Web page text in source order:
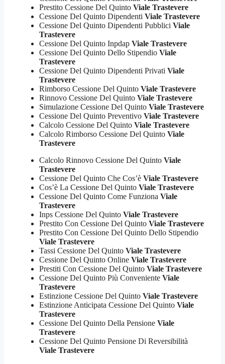
Prestito Cessione Del Quinto Viale Trastevere
Cessione Del Quinto Dipendenti Viale Trastevere
Cessione Del Quinto Dipendenti Pubblici Viale
Trastevere
Cessione Del Quinto Inpdap Viale Trastevere
Cessione Del Quinto Dello Stipendio Viale
Trastevere
Cessione Del Quinto Dipendenti Privati Viale
Trastevere
Rimborso Cessione Del Quinto Viale Trastevere
Rinnovo Cessione Del Quinto Viale Trastevere
Simulazione Cessione Del Quinto Viale Trastevere
Cessione Del Quinto Preventivo Viale Trastevere
Calcolo Cessione Del Quinto Viale Trastevere
Calcolo Rimborso Cessione Del Quinto Viale
Trastevere
Calcolo Rinnovo Cessione Del Quinto Viale
Trastevere
Cessione Del Quinto Che Cos’è Viale Trastevere
Cos’è La Cessione Del Quinto Viale Trastevere
Cessione Del Quinto Come Funziona Viale
Trastevere
Inps Cessione Del Quinto Viale Trastevere
Prestito Con Cessione Del Quinto Viale Trastevere
Prestito Con Cessione Del Quinto Dello Stipendio
Viale Trastevere
Tassi Cessione Del Quinto Viale Trastevere
Cessione Del Quinto Online Viale Trastevere
Prestiti Con Cessione Del Quinto Viale Trastevere
Cessione Del Quinto Più Conveniente Viale
Trastevere
Estinzione Cessione Del Quinto Viale Trastevere
Estinzione Anticipata Cessione Del Quinto Viale
Trastevere
Cessione Del Quinto Della Pensione Viale
Trastevere
Cessione Del Quinto Pensione Di Reversibilità
Viale Trastevere